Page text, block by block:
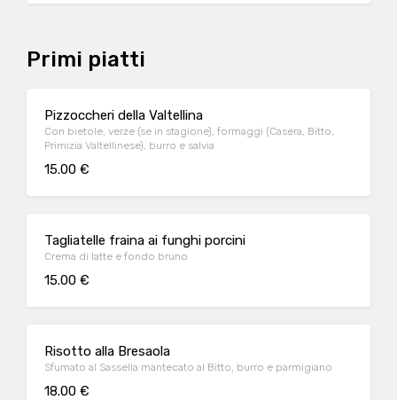
Primi piatti
Pizzoccheri della Valtellina
Con bietole, verze (se in stagione), formaggi (Casera, Bitto,
Primizia Valtellinese), burro e salvia
15.00 €
Tagliatelle fraina ai funghi porcini
Crema di latte e fondo bruno
15.00 €
Risotto alla Bresaola
Sfumato al Sassella mantecato al Bitto, burro e parmigiano
18.00 €